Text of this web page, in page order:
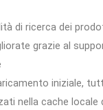
di ricerca dei
grazie al
iniziale,
nella cache locale